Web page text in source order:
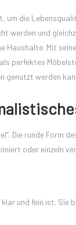
um die
werden und
Haushalte. Mit
perfektes
genutzt werden
Die runde Form
oder einzeln
und fein ist. Sie